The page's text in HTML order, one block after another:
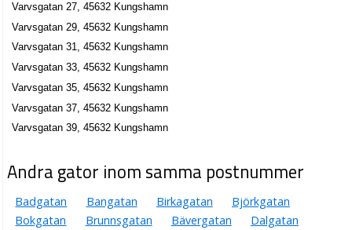
Varvsgatan 27, 45632 Kungshamn
Varvsgatan 29, 45632 Kungshamn
Varvsgatan 31, 45632 Kungshamn
Varvsgatan 33, 45632 Kungshamn
Varvsgatan 35, 45632 Kungshamn
Varvsgatan 37, 45632 Kungshamn
Varvsgatan 39, 45632 Kungshamn
Andra gator inom samma postnummer
Badgatan Bangatan Birkagatan
Björkgatan
Bokgatan
Brunnsgatan Bävergatan
Dalgatan